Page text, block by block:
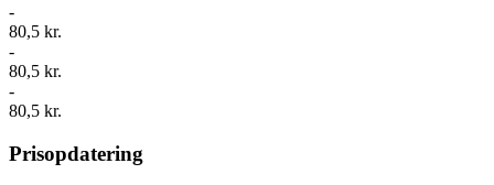
-
80,5 kr.
-
80,5 kr.
-
80,5 kr.
Prisopdatering